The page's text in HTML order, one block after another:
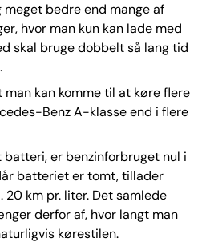
meget bedre end mange af
hvor man kun kan lade med
skal bruge dobbelt så lang tid
kan komme til at køre flere
Benz A-klasse end i flere
er benzinforbruget nul i
batteriet er tomt, tillader
km pr. liter. Det samlede
derfor af, hvor langt man
kørestilen.